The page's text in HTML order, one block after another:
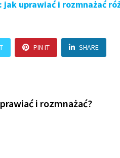
jak uprawiać i rozmnażać
PIN IT SHARE
i rozmnażać?